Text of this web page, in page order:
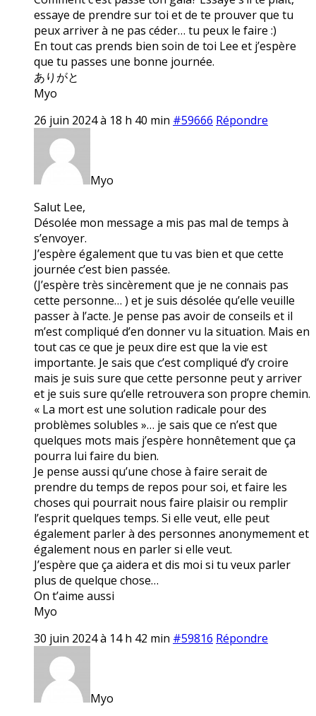
essaye de prendre sur toi et de te prouver que tu
peux arriver à ne pas céder… tu peux le faire :)
En tout cas prends bien soin de toi Lee et j’espère
que tu passes une bonne journée.
ありがと
Myo
26 juin 2024 à 18 h 40 min #59666 Répondre
Myo
Salut Lee,
Désolée mon message a mis pas mal de temps à
s’envoyer.
J’espère également que tu vas bien et que cette
journée c’est bien passée.
(J’espère très sincèrement que je ne connais pas
cette personne… ) et je suis désolée qu’elle veuille
passer à l’acte. Je pense pas avoir de conseils et il
m’est compliqué d’en donner vu la situation. Mais en
tout cas ce que je peux dire est que la vie est
importante. Je sais que c’est compliqué d’y croire
mais je suis sure que cette personne peut y arriver
et je suis sure qu’elle retrouvera son propre chemin.
« La mort est une solution radicale pour des
problèmes solubles »… je sais que ce n’est que
quelques mots mais j’espère honnêtement que ça
pourra lui faire du bien.
Je pense aussi qu’une chose à faire serait de
prendre du temps de repos pour soi, et faire les
choses qui pourrait nous faire plaisir ou remplir
l’esprit quelques temps. Si elle veut, elle peut
également parler à des personnes anonymement et
également nous en parler si elle veut.
J’espère que ça aidera et dis moi si tu veux parler
plus de quelque chose…
On t’aime aussi
Myo
30 juin 2024 à 14 h 42 min #59816 Répondre
Myo